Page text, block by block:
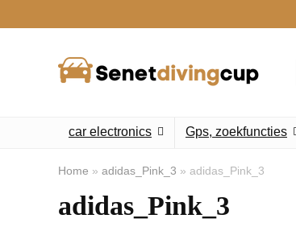
car electronics Gps, zoekfuncties
Home » adidas_Pink_3 » adidas_Pink_3
adidas_Pink_3